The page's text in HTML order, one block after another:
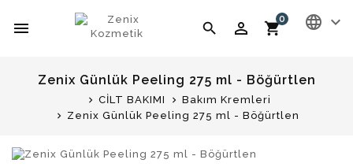
language expand_more
search perm_identity shopping_cart
0
menu
Zenix Günlük Peeling 275 ml - Böğürtlen
CİLT BAKIMI
Bakım Kremleri
Zenix Günlük Peeling 275 ml - Böğürtlen